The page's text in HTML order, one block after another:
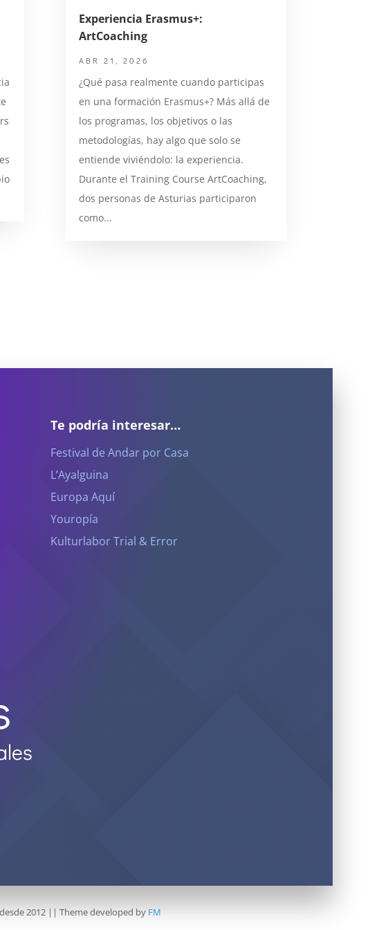
Experiencia Erasmus+:
ArtCoaching
ABR 21, 2026
¿Qué pasa realmente cuando participas
en una formación Erasmus+? Más allá de
los programas, los objetivos o las
metodologías, hay algo que solo se
entiende viviéndolo: la experiencia.
Durante el Training Course ArtCoaching,
dos personas de Asturias participaron
como...
Te podría interesar…
Festival de Andar por Casa
L’Ayalguina
Europa Aquí
Youropía
Kulturlabor Trial & Error
2012 || Theme developed by FM